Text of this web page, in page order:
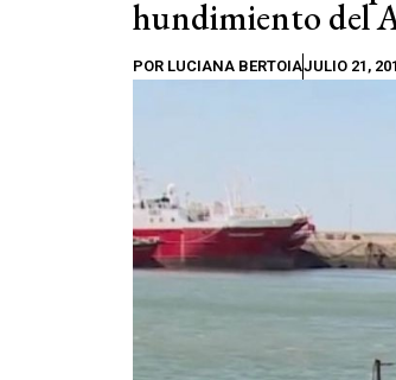
hundimiento del
POR LUCIANA BERTOIAJULIO 21,